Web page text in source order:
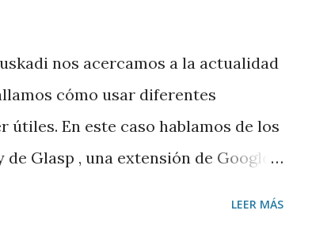
nos acercamos a la actualidad
cómo usar diferentes
útiles. En este caso hablamos de los
Glasp , una extensión de Google
LEER MÁS